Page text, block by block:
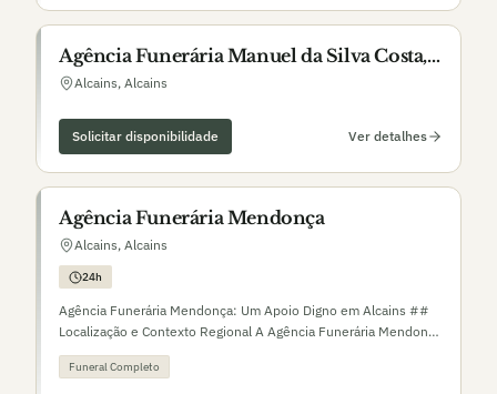
Agência Funerária Manuel da Silva Costa,
Lda.
Alcains, Alcains
Solicitar disponibilidade Ver detalhes
Agência Funerária Mendonça
Alcains, Alcains
24h
Agência Funerária Mendonça: Um Apoio Digno em Alcains ##
Localização e Contexto Regional A Agência Funerária Mendonça
encontra-se estrategicamente situada em Alcains, uma
localidade integrante do concelho de Castelo Branco. Inserida
Funeral Completo